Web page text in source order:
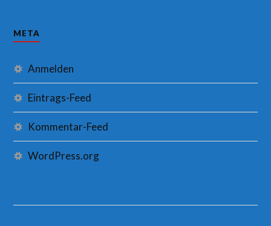
META
Anmelden
Eintrags-Feed
Kommentar-Feed
WordPress.org